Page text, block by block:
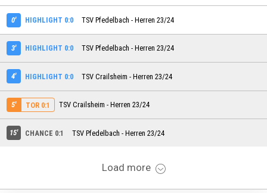
0' HIGHLIGHT 0:0 TSV Pfedelbach - Herren 23/24
3' HIGHLIGHT 0:0 TSV Pfedelbach - Herren 23/24
4' HIGHLIGHT 0:0 TSV Crailsheim - Herren 23/24
5' TOR 0:1 TSV Crailsheim - Herren 23/24
15' CHANCE 0:1 TSV Pfedelbach - Herren 23/24
Load more